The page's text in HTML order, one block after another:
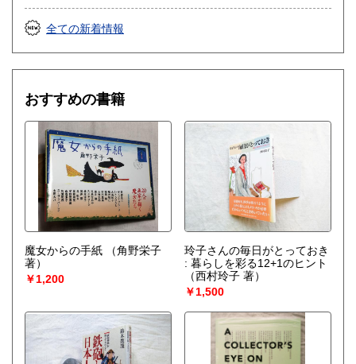
全ての新着情報
おすすめの書籍
魔女からの手紙
（角野栄子
著）
￥1,200
玲子さんの毎日がとっておき
: 暮らしを彩る12+1のヒント
（西村玲子 著）
￥1,500